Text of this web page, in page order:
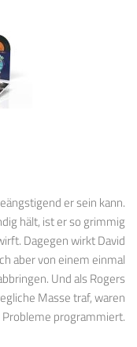
er sein kann.
hält, ist er so grimmig
Dagegen wirkt David
aber von einem einmal
Und als Rogers
Masse traf, waren
programmiert.